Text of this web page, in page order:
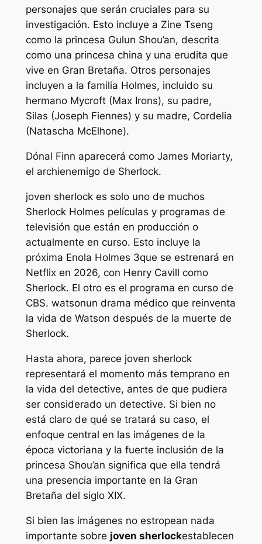
personajes que serán cruciales para su
investigación. Esto incluye a Zine Tseng
como la princesa Gulun Shou’an, descrita
como una princesa china y una erudita que
vive en Gran Bretaña. Otros personajes
incluyen a la familia Holmes, incluido su
hermano Mycroft (Max Irons), su padre,
Silas (Joseph Fiennes) y su madre, Cordelia
(Natascha McElhone).
Dónal Finn aparecerá como James Moriarty,
el archienemigo de Sherlock.
joven sherlockes solo uno de muchos
Sherlock Holmes películas y programas de
televisión que están en producción o
actualmente en curso. Esto incluye la
próxima Enola Holmes 3que se estrenará en
Netflix en 2026, con Henry Cavill como
Sherlock. El otro es el programa en curso de
CBS. watsonun drama médico que reinventa
la vida de Watson después de la muerte de
Sherlock.
Hasta ahora, parece joven sherlock
representará el momento más temprano en
la vida del detective, antes de que pudiera
ser considerado un detective. Si bien no
está claro de qué se tratará su caso, el
enfoque central en las imágenes de la
época victoriana y la fuerte inclusión de la
princesa Shou’an significa que ella tendrá
una presencia importante en la Gran
Bretaña del siglo XIX.
Si bien las imágenes no estropean nada
importante sobre joven sherlockestablecen